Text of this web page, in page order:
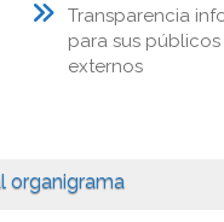
Transparencia
para sus
externos
organigrama